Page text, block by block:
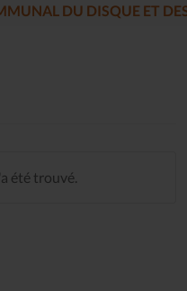
- PLOUARET(2025-12-17)
été trouvé.